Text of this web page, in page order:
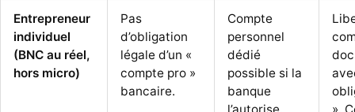
Entrepreneur
individuel
(BNC au réel,
hors micro)
Pas
d’obligation
légale d’un «
compte pro »
bancaire.
Compte
personnel
dédié
possible si la
banque
l’autorise,
».